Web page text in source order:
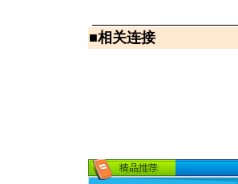
■相关连接